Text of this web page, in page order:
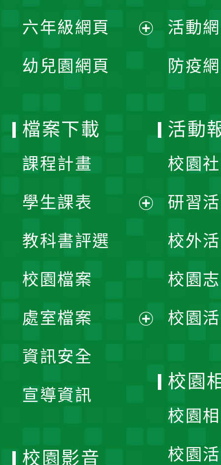
單
選
開
六年級網頁
幼兒園網頁
活動
防疫
檔案下載
課程計畫
學生課表
單
教科書評選
校園檔案
處室檔案
資訊安全
宣導資訊
活動
校園
研習
校外
校園
校園
校園
校園
校園
校園影音